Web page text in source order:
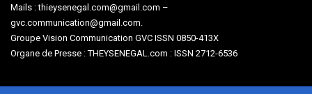
Mails : thieysenegal.com@gmail.com –
gvc.communication@gmail.com.
Groupe Vision Communication GVC ISSN 0850-413X
Organe de Presse : THEYSENEGAL.com : ISSN 2712-6536